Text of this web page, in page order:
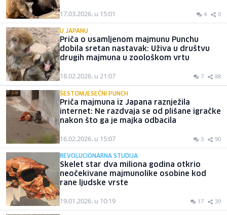
17.03.2026. u 15:01 4 0
U JAPANU
Priča o usamljenom majmunu Punchu
dobila sretan nastavak: Uživa u društvu
drugih majmuna u zoološkom vrtu
18.02.2026. u 21:07 7 88
ŠESTOMJESEČNI PUNCH
Priča majmuna iz Japana raznježila
internet: Ne razdvaja se od plišane igračke
nakon što ga je majka odbacila
16.02.2026. u 15:07 3 90
REVOLUCIONARNA STUDIJA
Skelet star dva miliona godina otkrio
neočekivane majmunolike osobine kod
rane ljudske vrste
19.01.2026. u 10:19 17 39